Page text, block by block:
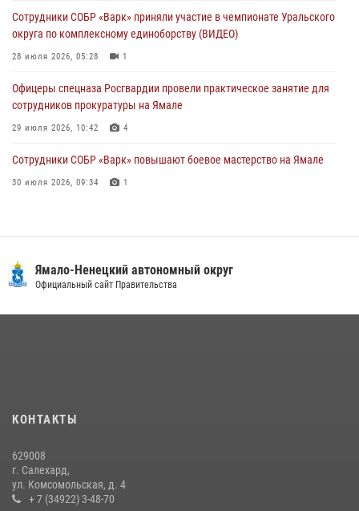
Офицеры спецназа Росгвардии провели практическое занятие для
сотрудников прокуратуры на Ямале
29 июля 2026, 10:42 4
Сотрудники СОБР «Варк» приняли участие в чемпионате Уральского
округа по комплексному единоборству (ВИДЕО)
28 июля 2026, 05:28 1
Офицеры спецназа Росгвардии провели практическое занятие для
сотрудников прокуратуры на Ямале
29 июля 2026, 10:42 4
Сотрудники СОБР «Варк» повышают боевое мастерство на Ямале
30 июля 2026, 09:34 1
18 июля 2026, 09:36 3
«Росгвардия. Вехи истории»: войска правопорядка на охране
стратегических объектов поверженной Германии (видео)
20 июля 2026, 09:03
Ямало-Ненецкий автономный округ
Официальный сайт Правительства
КОНТАКТЫ
629008
г. Салехард,
ул. Комсомольская, д. 4
+ 7 (34922) 3-48-70